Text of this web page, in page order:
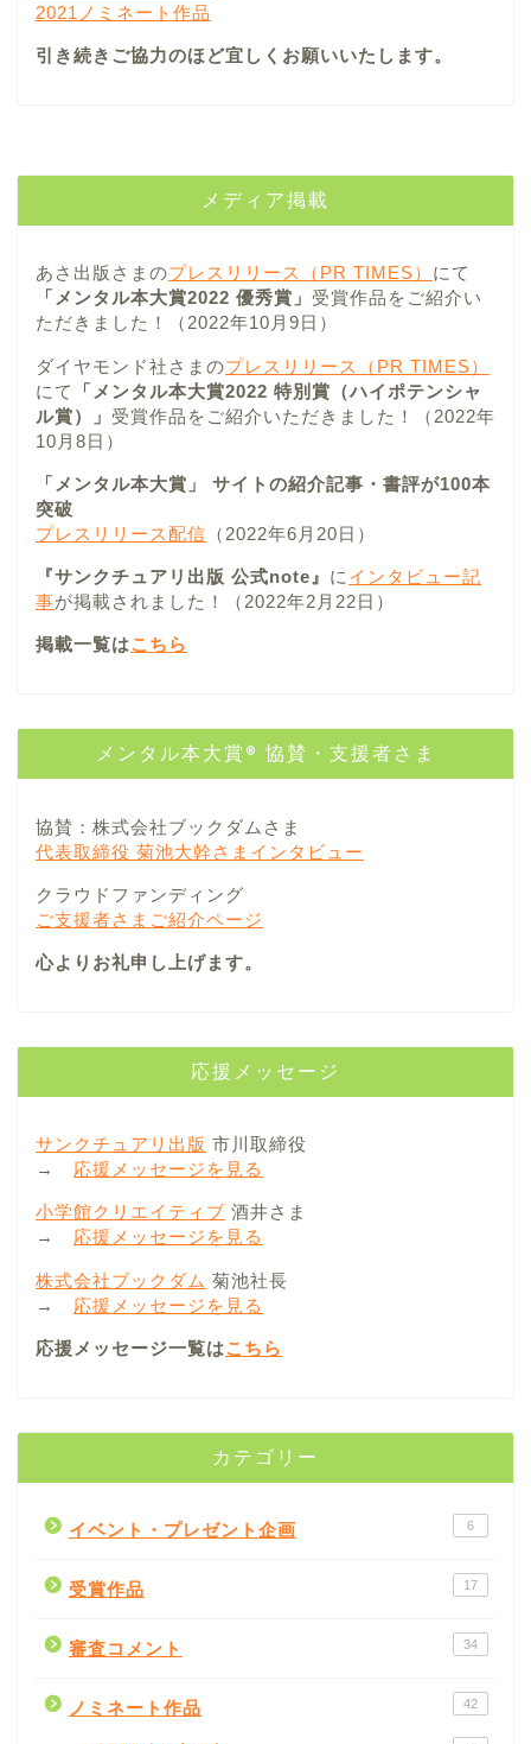
2021ノミネート作品
引き続きご協力のほど宜しくお願いいたします。
メディア掲載
あさ出版さまのプレスリリース（PR TIMES） にて
「メンタル本大賞2022 優秀賞」 受賞作品をご紹介い
ただきました！（2022年10月9日）
ダイヤモンド社さまのプレスリリース（PR TIMES）
にて
「メンタル本大賞2022 特別賞（ハイポテンシャ
ル賞）」 受賞作品をご紹介いただきました！（2022年
10月8日）
「メンタル本大賞」 サイトの紹介記事・書評が100本
突破
プレスリリース配信 （2022年6月20日）
『サンクチュアリ出版 公式note』 に インタビュー記
事が掲載されました！（2022年2月22日）
掲載一覧はこちら
メンタル本大賞® 協賛・支援者さま
協賛：株式会社ブックダムさま
代表取締役 菊池大幹さまインタビュー
クラウドファンディング
ご支援者さまご紹介ページ
心よりお礼申し上げます。
応援メッセージ
サンクチュアリ出版 市川取締役
→ 応援メッセージを見る
小学館クリエイティブ 酒井さま
→ 応援メッセージを見る
株式会社ブックダム 菊池社長
→ 応援メッセージを見る
応援メッセージ一覧はこちら
カテゴリー
イベント・プレゼント企画 6
受賞作品 17
審査コメント 34
ノミネート作品 42